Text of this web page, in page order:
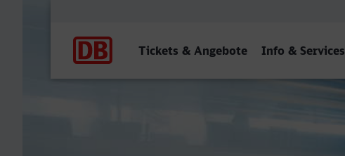
Tickets & Angebote Info & Services
Leipzig Hbf - Castrop-Rauxel